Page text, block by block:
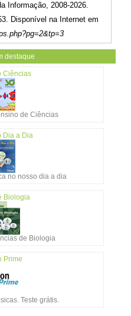
Informação, 2008-2026.
Disponível na Internet em
destaque
Ciências
de Ciências
Dia a Dia
no nosso dia a dia
Biologia
de Biologia
Prime
Teste grátis.